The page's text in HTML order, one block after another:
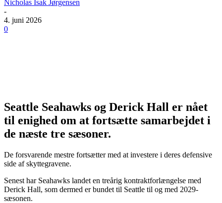
Nicholas Isak Jørgensen
-
4. juni 2026
0
Seattle Seahawks og Derick Hall er nået
til enighed om at fortsætte samarbejdet i
de næste tre sæsoner.
De forsvarende mestre fortsætter med at investere i deres defensive
side af skyttegravene.
Senest har Seahawks landet en treårig kontraktforlængelse med
Derick Hall, som dermed er bundet til Seattle til og med 2029-
sæsonen.